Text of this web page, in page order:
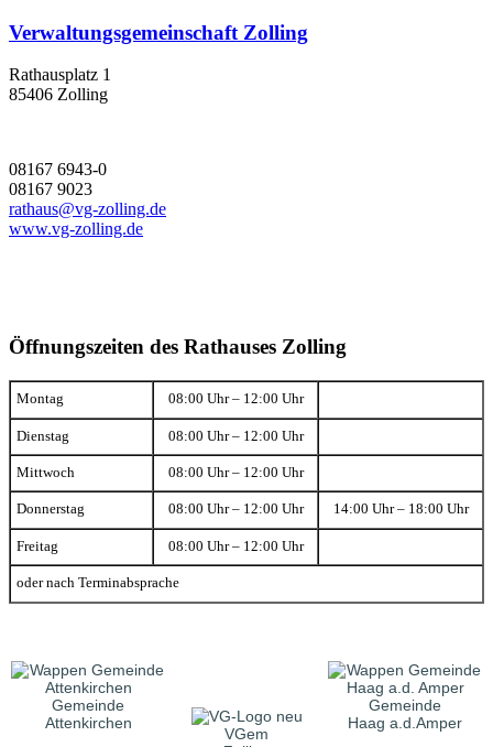
Verwaltungsgemeinschaft Zolling
Rathausplatz 1
85406 Zolling
08167 6943-0
08167 9023
rathaus@vg-zolling.de
www.vg-zolling.de
Öffnungszeiten des Rathauses Zolling
Montag 08:00 Uhr – 12:00 Uhr
Dienstag 08:00 Uhr – 12:00 Uhr
Mittwoch 08:00 Uhr – 12:00 Uhr
Donnerstag 08:00 Uhr – 12:00 Uhr 14:00 Uhr – 18:00 Uhr
Freitag 08:00 Uhr – 12:00 Uhr
oder nach Terminabsprache
Gemeinde
Attenkirchen
VGem
Gemeinde
Haag a.d.Amper